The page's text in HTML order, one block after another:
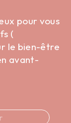
pour vous
(
le bien-être
avant-